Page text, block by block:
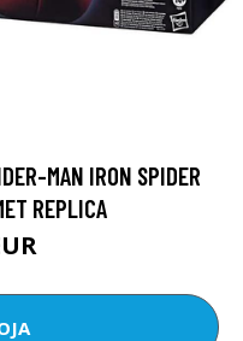
MAN IRON SPIDER
REPLICA